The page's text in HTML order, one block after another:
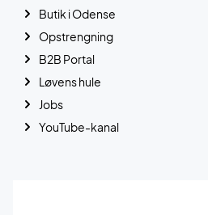
Butik i Odense
Opstrengning
B2B Portal
Løvens hule
Jobs
YouTube-kanal